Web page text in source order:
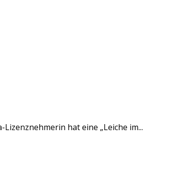
hat eine „Leiche im...